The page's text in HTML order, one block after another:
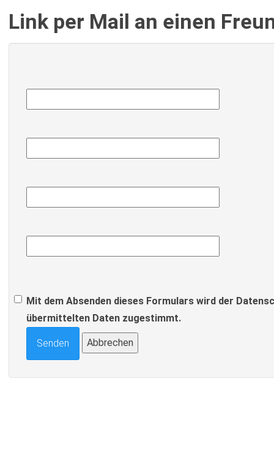
Link per Mail an einen
Mit dem Absenden dieses Formulars wird der
übermittelten Daten zugestimmt.
Senden Abbrechen